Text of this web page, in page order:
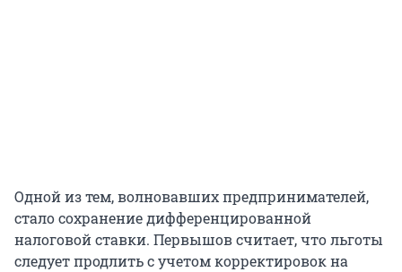
Одной из тем, волновавших предпринимателей,
стало сохранение дифференцированной
налоговой ставки. Первышов считает, что льготы
следует продлить с учетом корректировок на